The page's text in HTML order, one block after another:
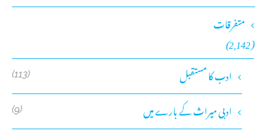
متفرقات
(2,142)
ادب کا مستقبل
(113)
ادبی میراث کے بارے میں (9)